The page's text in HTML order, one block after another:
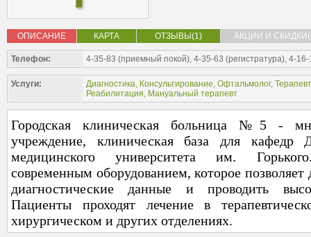
ОПИСАНИЕ КАРТА ОТЗЫВЫ(1) АКЦИИ И
Телефон: 4-35-83 (приемный покой), 4-35-63 (регистратура), 4-16-
Услуги: Диагностика, Консультирование, Офтальмолог, Терапевт
Реабилитация, Мануальный терапевт
Городская клиническая больница №5 -
учреждение, клиническая база для кафедр
медицинского университета им.
современным оборудованием, которое позволяет
диагностические данные и проводить
Пациенты проходят лечение в
хирургическом и других отделениях.